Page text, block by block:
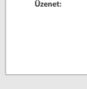
Üzenet: